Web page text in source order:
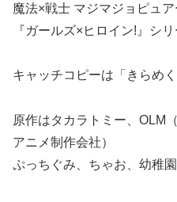
魔法×戦士 マジマジョピュア
『ガールズ×ヒロイン!』シ
キャッチコピーは「きらめ
原作はタカラトミー、OLM
アニメ制作会社）
ぷっちぐみ、ちゃお、幼稚